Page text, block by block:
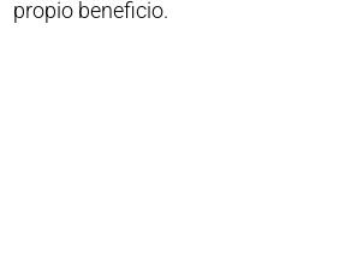
propio beneficio.